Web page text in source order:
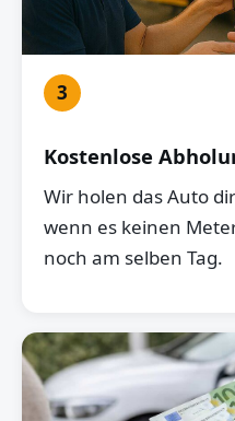
3
Kostenlose
Wir holen das Auto
wenn es keinen
noch am selben Tag.